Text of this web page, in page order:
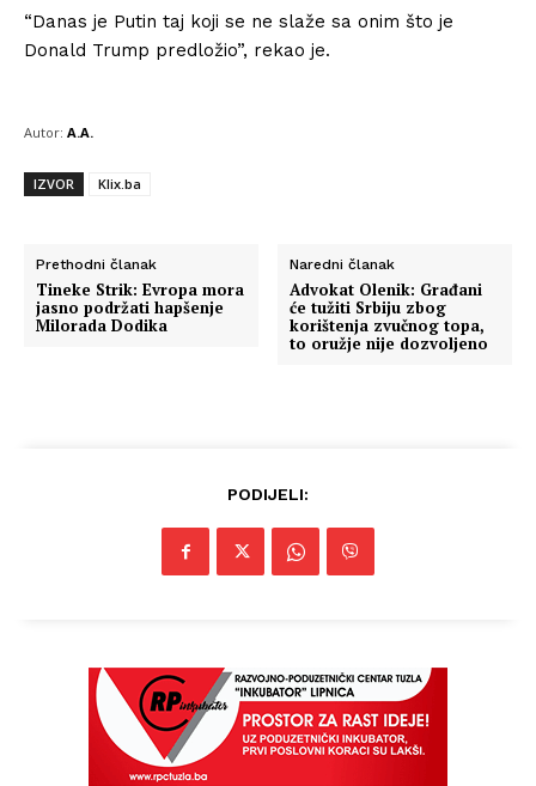
“Danas je Putin taj koji se ne slaže sa onim što je
Donald Trump predložio”, rekao je.
Autor: A.A.
IZVOR Klix.ba
Prethodni članak
Tineke Strik: Evropa mora
jasno podržati hapšenje
Milorada Dodika
Naredni članak
Advokat Olenik: Građani
će tužiti Srbiju zbog
korištenja zvučnog topa,
to oružje nije dozvoljeno
PODIJELI: